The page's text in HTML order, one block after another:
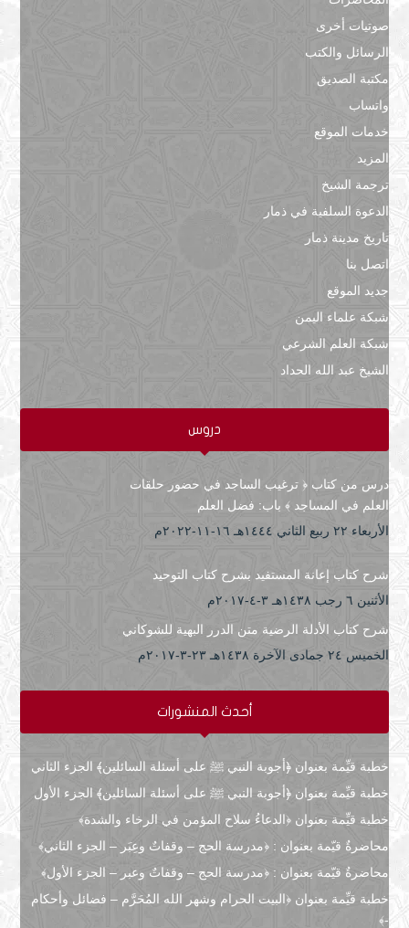
صوتيات أخرى
الرسائل والكتب
مكتبة الصديق
واتساب
خدمات الموقع
المزيد
ترجمة الشيخ
الدعوة السلفية في ذمار
تاريخ مدينة ذمار
اتصل بنا
جديد الموقع
شبكة علماء اليمن
شبكة العلم الشرعي
الشيخ عبد الله الحداد
دروس
درس من كتاب ﴿ ترغيب الساجد في حضور حلقات
العلم في المساجد ﴾ باب: فضل العلم
الأربعاء ۲۲ ربيع الثاني ۱٤٤٤هـ ۱٦-۱۱-۲۰۲۲م
شرح كتاب إعانة المستفيد بشرح كتاب التوحيد
الأثنين ٦ رجب ۱٤۳۸هـ ۳-٤-۲۰۱۷م
شرح كتاب الأدلة الرضية متن الدرر البهية للشوكاني
الخميس ۲٤ جمادى الآخرة ۱٤۳۸هـ ۲۳-۳-۲۰۱۷م
أحدث المنشورات
خطبة قيِّمة بعنوان ﴿أجوبة النبي ﷺ على أسئلة السائلين﴾ الجزء الثاني
خطبة قيِّمة بعنوان ﴿أجوبة النبي ﷺ على أسئلة السائلين﴾ الجزء الأول
خطبة قيِّمة بعنوان ﴿الدعاءُ سلاح المؤمن في الرخاء والشدة﴾
محاضرةٌ قيّمة بعنوان : ﴿مدرسة الحج – وقفاتٌ وعِبَر – الجزء الثاني﴾
محاضرةٌ قيّمة بعنوان : ﴿مدرسة الحج – وقفاتٌ وعبر – الجزء الأول﴾
خطبة قيِّمة بعنوان ﴿البيت الحرام وشهر الله المُحَرَّم – فضائل وأحكام
-﴾